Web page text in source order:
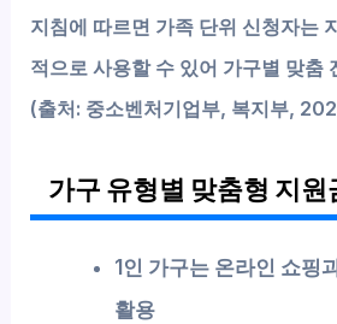
지침에 따르면 가족 단위 신청자는
적으로 사용할 수 있어 가구별 맞춤
(출처: 중소벤처기업부, 복지부,
가구 유형별 맞춤형 지원
1인 가구는 온라인 쇼핑
활용